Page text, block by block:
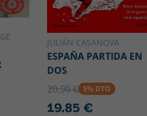
JULIÁN CASANOVA
ESPAÑA PARTIDA EN
DOS
20.90 € 5% DTO
19.85 €